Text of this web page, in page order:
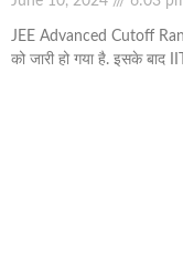
JEE Advanced Cutoff
को जारी हो गया है. इसके बाद